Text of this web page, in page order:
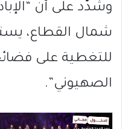
وشدّد على أن
شمال القطاع،
للتغطية على
الصهيوني”.